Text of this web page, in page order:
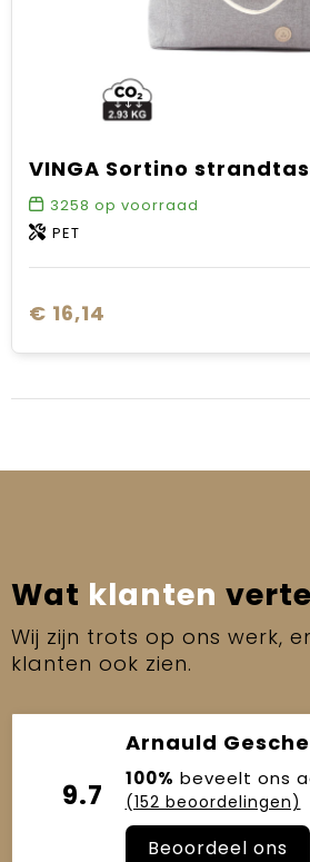
VINGA Sortino strandtas
3258 op voorraad
PET
€ 16,14
Wat klanten
Wij zijn trots op ons werk,
klanten ook zien.
9.7
Arnauld
100% beveelt ons
(152 beoordelingen)
Beoordeel ons